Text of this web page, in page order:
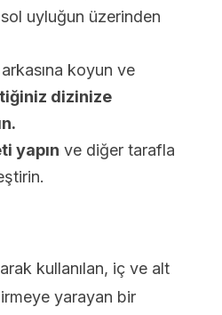
uyluğun üzerinden
arkasına koyun ve
dizinize
yapın ve diğer tarafla
kullanılan, iç ve alt
yarayan bir